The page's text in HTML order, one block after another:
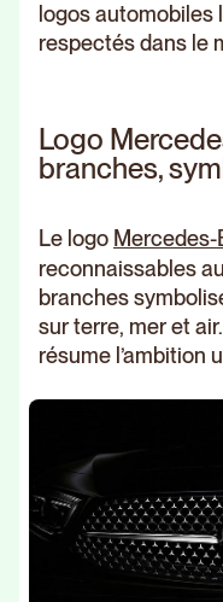
logos
respectés dans le
Logo
branches,
Le logo Mercedes-
reconnaissables
branches
sur terre, mer et
résume l’ambition